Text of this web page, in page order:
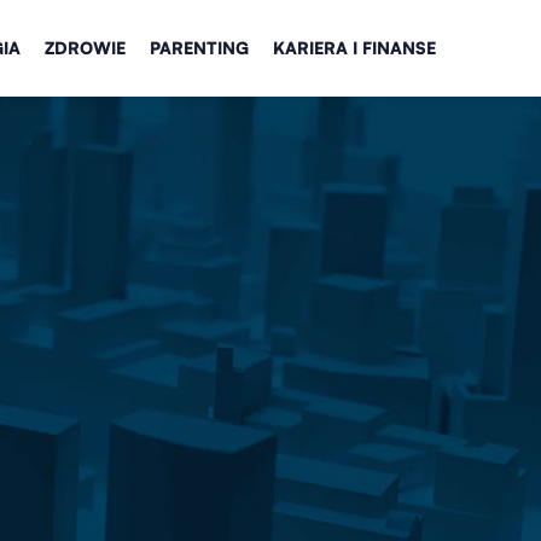
ZDROWIE PARENTING KARIERA I FINANSE